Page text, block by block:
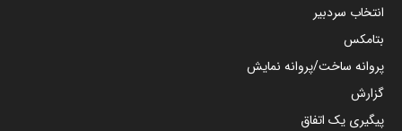
انتخاب سردبیر
بتامکس
پروانه ساخت/پروانه نمایش
گزارش
پیگیری یک اتفاق